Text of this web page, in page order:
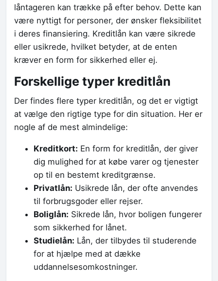
låntageren kan trække på efter behov. Dette kan
være nyttigt for personer, der ønsker fleksibilitet
i deres finansiering. Kreditlån kan være sikrede
eller usikrede, hvilket betyder, at de enten
kræver en form for sikkerhed eller ej.
Forskellige typer kreditlån
Der findes flere typer kreditlån, og det er vigtigt
at vælge den rigtige type for din situation. Her er
nogle af de mest almindelige:
Kreditkort: En form for kreditlån, der giver
dig mulighed for at købe varer og tjenester
op til en bestemt kreditgrænse.
Privatlån: Usikrede lån, der ofte anvendes
til forbrugsgoder eller rejser.
Boliglån: Sikrede lån, hvor boligen fungerer
som sikkerhed for lånet.
Studielån: Lån, der tilbydes til studerende
for at hjælpe med at dække
uddannelsesomkostninger.